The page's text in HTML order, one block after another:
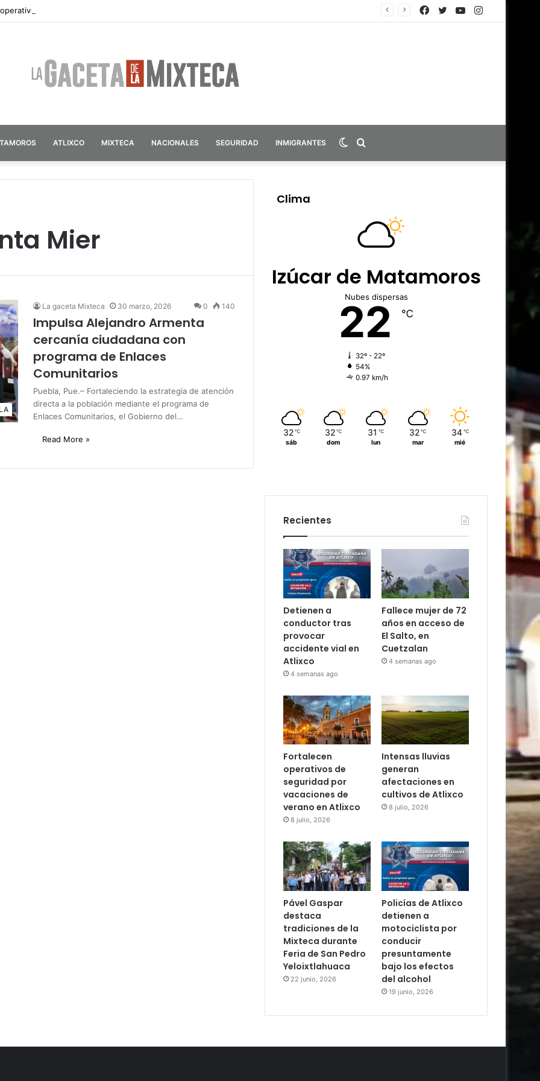
de seguridad por vacaciones de verano en Atlixco Instagram
YouTube
Twitter
Facebook
ATLIXCO MIXTECA NACIONALES SEGURIDAD INMIGRANTES Switch
Mier
La gaceta Mixteca 30 marzo, 2026 0 140
Impulsa Alejandro Armenta
cercanía ciudadana con
programa de Enlaces
Comunitarios
Puebla, Pue.– Fortaleciendo la estrategia de atención
directa a la población mediante el programa de
Enlaces Comunitarios, el Gobierno del…
Read More »
Clima
Izúcar de Matamoros
Nubes dispersas
22 ℃
32º - 22º
54%
0.97 km/h
32 ℃
sáb
32 ℃
dom
31 ℃
lun
32 ℃
mar
34 ℃
mié
Recientes
Detienen a
conductor tras
provocar
accidente vial en
Atlixco
4 semanas ago
Fallece mujer de 72
años en acceso de
El Salto, en
Cuetzalan
4 semanas ago
Fortalecen
operativos de
seguridad por
vacaciones de
verano en Atlixco
8 julio, 2026
Intensas lluvias
generan
afectaciones en
cultivos de Atlixco
8 julio, 2026
Pável Gaspar
destaca
tradiciones de la
Mixteca durante
Feria de San Pedro
Yeloixtlahuaca
22 junio, 2026
Policías de Atlixco
detienen a
motociclista por
conducir
presuntamente
bajo los efectos
del alcohol
19 junio, 2026